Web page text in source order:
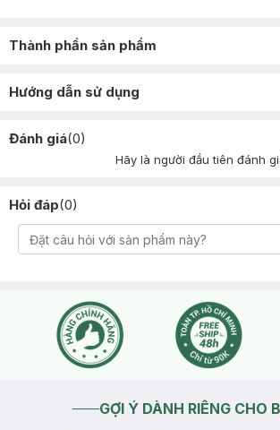
Thành phần sản phẩm
Hướng dẫn sử dụng
Đánh giá(0)
Hãy là người đầu tiên đánh
Hỏi đáp(0)
GỢI Ý DÀNH RIÊNG CHO